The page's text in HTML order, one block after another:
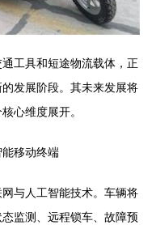
工具和短途物流载体，正
发展阶段。其未来发展将
心维度展开。
移动终端
与人工智能技术。车辆将
监测、远程锁车、故障预